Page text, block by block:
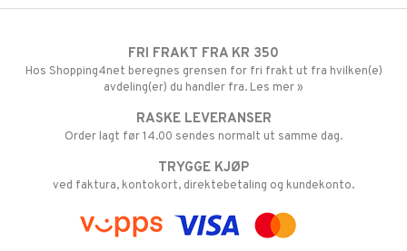
FRI FRAKT FRA KR 350
Hos Shopping4net beregnes grensen for fri frakt ut fra hvilken(e)
avdeling(er) du handler fra. Les mer »
RASKE LEVERANSER
Order lagt før 14.00 sendes normalt ut samme dag.
TRYGGE KJØP
ved faktura, kontokort, direktebetaling og kundekonto.